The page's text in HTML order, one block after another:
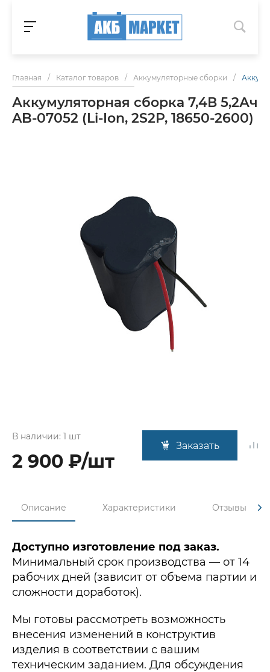
Главная / Каталог товаров / Аккумуляторные сборки /
Аккумуляторная сборка 7,4В 5,2Ач
AB-07052 (Li-Ion, 2S2P, 18650-2600)
В наличии: 1 шт
2 900 ₽/шт
Заказать
Описание Характеристики Отзывы
Доступно изготовление под заказ.
Минимальный срок производства — от 14
рабочих дней (зависит от объема партии и
сложности доработок).
Мы готовы рассмотреть возможность
внесения изменений в конструктив
изделия в соответствии с вашим
техническим заданием. Для обсуждения